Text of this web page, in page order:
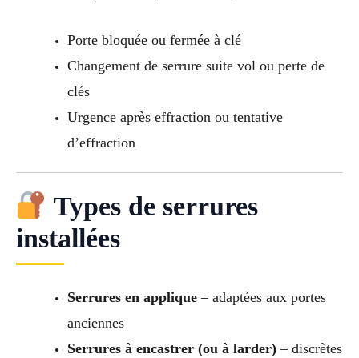
Porte bloquée ou fermée à clé
Changement de serrure suite vol ou perte de
clés
Urgence après effraction ou tentative
d’effraction
Types de serrures
installées
Serrures en applique– adaptées aux portes
anciennes
Serrures à encastrer (ou à larder)– discrètes